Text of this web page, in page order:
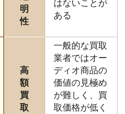
明
性
はないことが
ある
高
額
買
取
一般的な買取
業者ではオー
ディオ商品の
価値の見極め
が難しく、買
取価格が低く